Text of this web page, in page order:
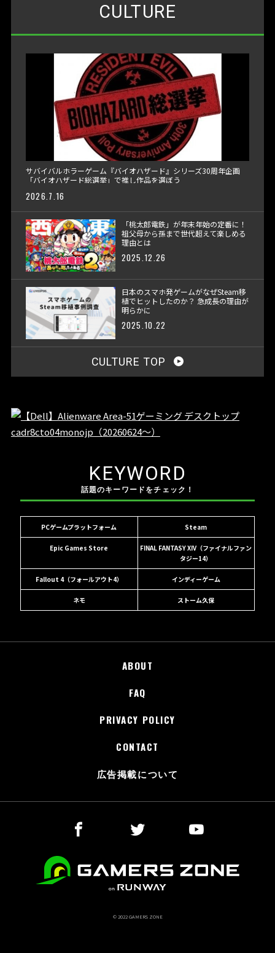
CULTURE
サバイバルホラーゲーム『バイオハザード』シリーズ30周年企画
「バイオハザード総選挙」で推し作品を選ぼう
2026.7.16
「桃太郎電鉄」が年末年始の定番に！
祖父母から孫まで世代超えて楽しめる
理由とは
2025.12.26
日本のスマホ発ゲームがなぜSteam移
植でヒットしたのか？ 急成長の理由が
明らかに
2025.10.22
CULTURE TOP
KEYWORD
話題のキーワードをチェック！
PCゲームプラットフォーム Steam
Epic Games Store
FINAL FANTASY XIV（ファイナルファン
タジー14）
Fallout 4（フォールアウト4） インディーゲーム
ネモ ストーム久保
ABOUT
FAQ
PRIVACY POLICY
CONTACT
広告掲載について
© 2022 GAMERS ZONE